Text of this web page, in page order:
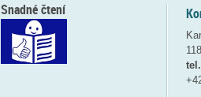
Snadné čtení